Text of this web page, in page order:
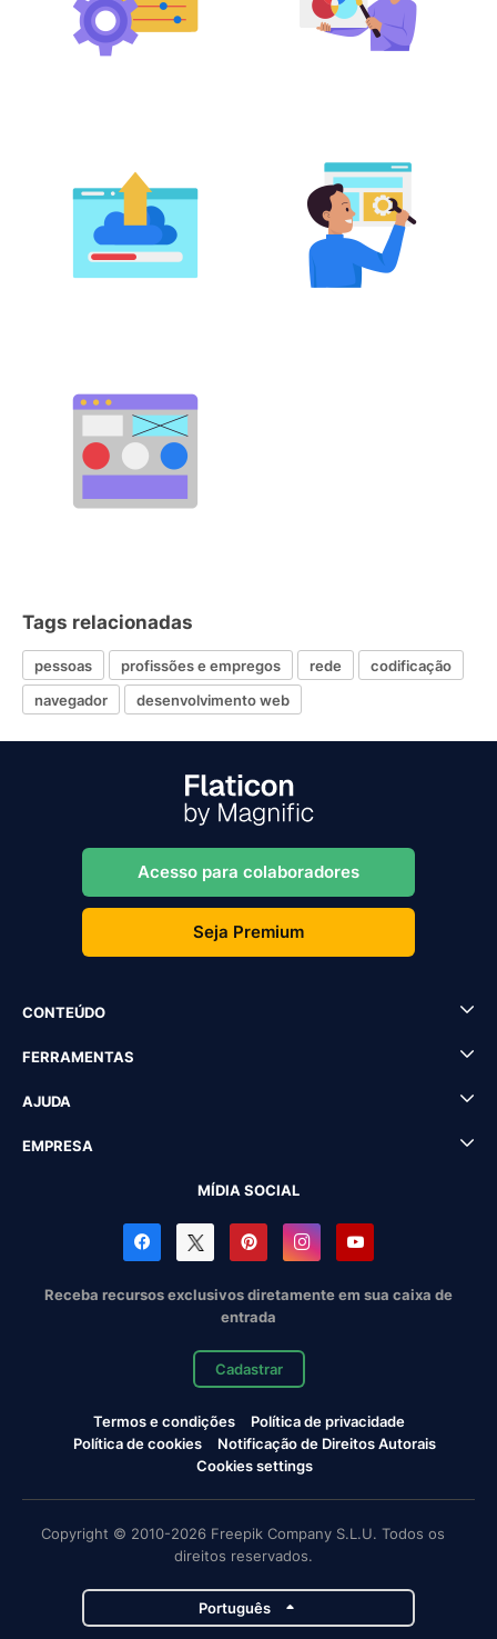
Tags relacionadas
pessoas profissões e empregos rede
codificação
navegador
desenvolvimento web
Acesso para colaboradores
Seja Premium
CONTEÚDO
FERRAMENTAS
AJUDA
EMPRESA
MÍDIA SOCIAL
Receba recursos exclusivos diretamente em sua caixa de
entrada
Cadastrar
Termos e condições
Política de privacidade
Política de cookies
Notificação de Direitos Autorais
Cookies settings
Copyright © 2010-2026 Freepik Company S.L.U. Todos os
direitos reservados.
Português